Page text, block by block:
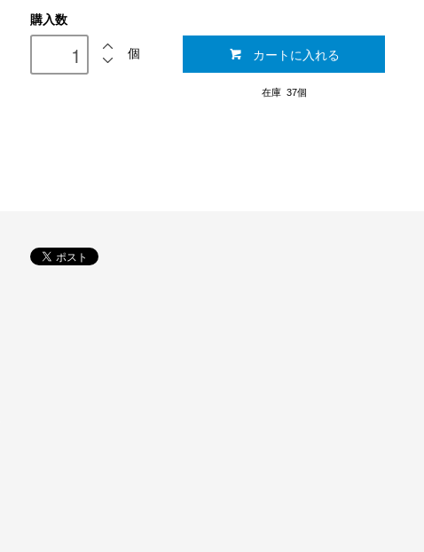
購入数
個 カートに入れる
在庫 37個